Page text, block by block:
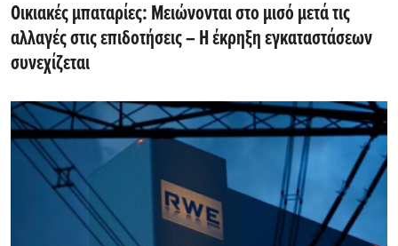
Οικιακές μπαταρίες: Μειώνονται στο μισό μετά τις
αλλαγές στις επιδοτήσεις – Η έκρηξη εγκαταστάσεων
συνεχίζεται